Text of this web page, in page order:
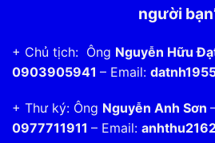
người
+ Chủ tịch: Ông Nguyễn Hữu
0903905941 – Email:
+ Thư ký: Ông Nguyễn Anh Sơn
0977711911 – Email: